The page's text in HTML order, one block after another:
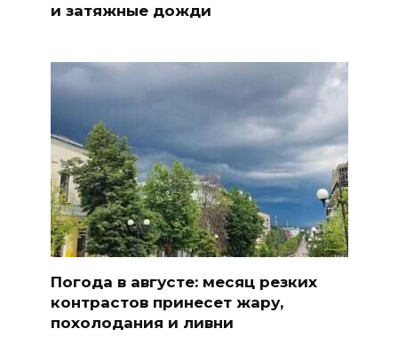
и затяжные дожди
Погода в августе: месяц резких
контрастов принесет жару,
похолодания и ливни